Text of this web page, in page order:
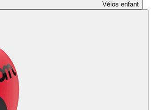
Vélos enfant